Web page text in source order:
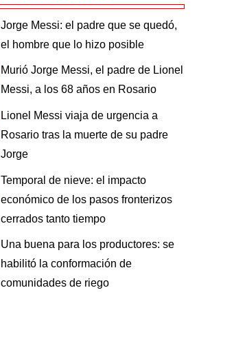
Jorge Messi: el padre que se quedó,
el hombre que lo hizo posible
Murió Jorge Messi, el padre de Lionel
Messi, a los 68 años en Rosario
Lionel Messi viaja de urgencia a
Rosario tras la muerte de su padre
Jorge
Temporal de nieve: el impacto
económico de los pasos fronterizos
cerrados tanto tiempo
Una buena para los productores: se
habilitó la conformación de
comunidades de riego